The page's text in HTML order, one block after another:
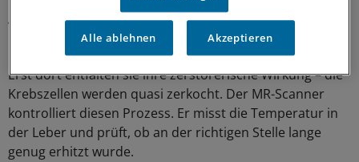
gesteuert werden, dass sich ihre Wellen präzise in einem
reiskorngroßen Punkt im Tumor treffen.
Erst dort entfalten sie ihre zerstörerische Wirkung – die
Krebszellen werden quasi zerkocht. Der MR-Scanner
kontrolliert diesen Prozess. Er misst die Temperatur in
der Leber und prüft, ob an der richtigen Stelle lange
genug erhitzt wurde.
Alle ablehnen Akzeptieren